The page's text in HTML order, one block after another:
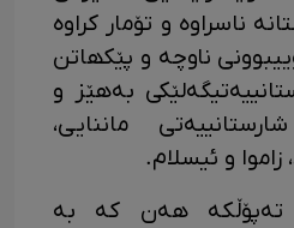
ناسراوە و تۆمار کراوە
ناوچە و پێکھاتن
بەھێز و
ماننایی،
زاموا و ئیسلام.
تەپۆڵکە ھەن کە بە